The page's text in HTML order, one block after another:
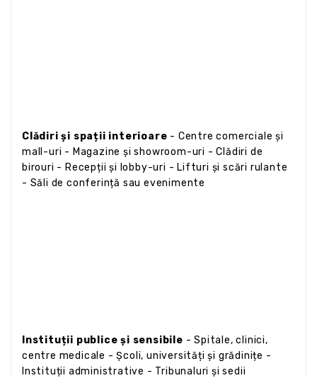
Clădiri și spații interioare - Centre comerciale și
mall-uri - Magazine și showroom-uri - Clădiri de
birouri - Recepții și lobby-uri - Lifturi și scări rulante
- Săli de conferință sau evenimente
Instituții publice și sensibile - Spitale, clinici,
centre medicale - Școli, universități și grădinițe -
Instituții administrative - Tribunaluri și sedii